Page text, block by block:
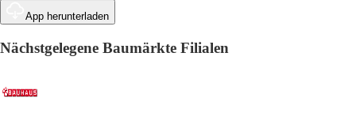
App herunterladen
Nächstgelegene Baumärkte Filialen